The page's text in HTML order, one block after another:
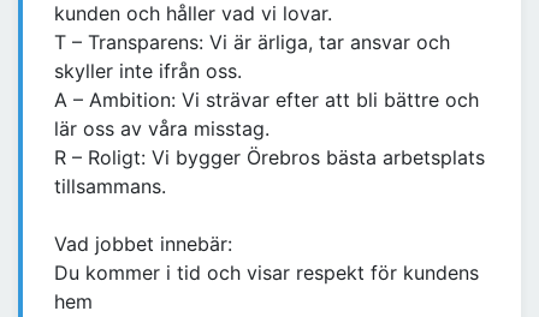
kunden och håller vad vi lovar.
T – Transparens: Vi är ärliga, tar ansvar och
skyller inte ifrån oss.
A – Ambition: Vi strävar efter att bli bättre och
lär oss av våra misstag.
R – Roligt: Vi bygger Örebros bästa arbetsplats
tillsammans.
Vad jobbet innebär:
Du kommer i tid och visar respekt för kundens
hem